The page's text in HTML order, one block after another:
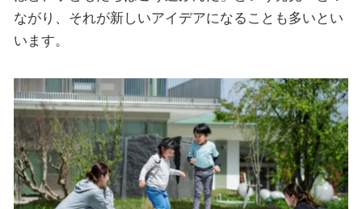
ながり、それが新しいアイデアになることも多いとい
います。